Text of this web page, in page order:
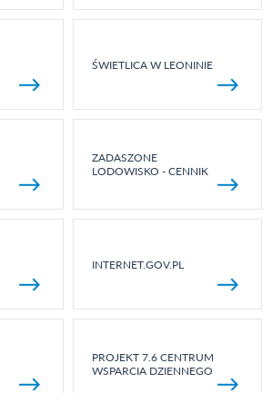
ŚWIETLICA W LEONINIE
ZADASZONE
LODOWISKO - CENNIK
INTERNET.GOV.PL
PROJEKT 7.6 CENTRUM
WSPARCIA DZIENNEGO